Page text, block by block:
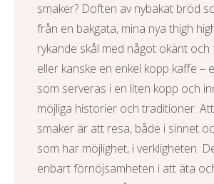
smaker? Doften av nybakat bröd
från en bakgata, mina nya thigh
rykande skål med något okänt och
eller kanske en enkel kopp kaffe –
som serveras i en liten kopp och
möjliga historier och traditioner.
smaker är att resa, både i sinnet
som har möjlighet, i verkligheten.
enbart förnöjsamheten i att äta